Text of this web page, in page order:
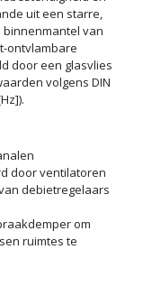
uit een starre,
van
ontvlambare
door een glasvlies
volgens DIN
door ventilatoren
debietregelaars
om
ruimtes te